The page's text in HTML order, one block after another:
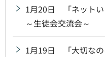
1月20日 「ネットい
～生徒会交流会～
1月19日 「大切なの